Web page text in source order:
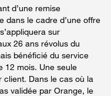
d’une remise
dans le cadre d’une offre
sur
26 ans révolus du
bénéficié du service
12 mois. Une seule
client. Dans le cas où la
validée par Orange, le